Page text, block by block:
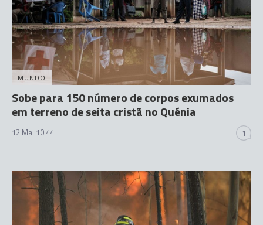
MUNDO
Sobe para 150 número de corpos exumados
em terreno de seita cristã no Quénia
12 Mai 10:44 1